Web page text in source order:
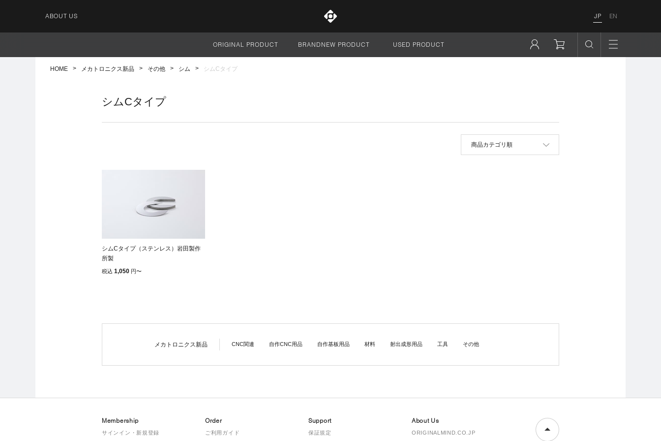
ABOUT US JP EN
サイト全体
ORIGINAL PRODUCT BRANDNEW PRODUCT USED PRODUCT
HOME メカトロニクス新品 その他 シム シムCタイプ
シムCタイプ
並べ替え
商品カテゴリ順
シムCタイプ（ステンレス）岩田製作
所製
税込 1,050 円〜
メカトロニクス新品 CNC関連 自作CNC用品 自作基板用品 材料 射出成形用品 工具 その他
Membership
サインイン・新規登録
Order
ご利用ガイド
Support
保証規定
About Us
ORIGINALMIND.CO.JP